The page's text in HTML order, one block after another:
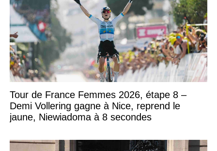
Tour de France Femmes 2026, étape 8 –
Demi Vollering gagne à Nice, reprend le
jaune, Niewiadoma à 8 secondes